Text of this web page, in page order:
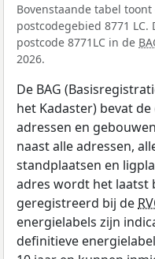
Bovenstaande tabel
postcodegebied 8771
postcode 8771LC in de
2026.
De BAG
het Kadaster) bevat
adressen en
naast alle adressen,
standplaatsen en
adres wordt het laatst
geregistreerd bij de
energielabels zijn
definitieve